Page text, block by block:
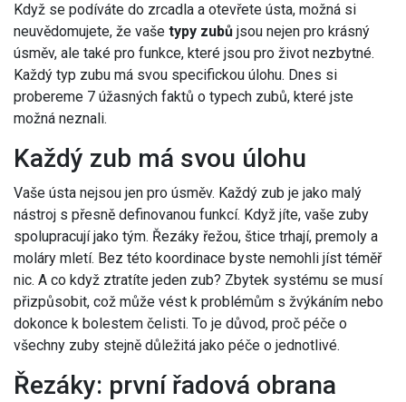
Když se podíváte do zrcadla a otevřete ústa, možná si
neuvědomujete, že vaše typy zubů jsou nejen pro krásný
úsměv, ale také pro funkce, které jsou pro život nezbytné.
Každý typ zubu má svou specifickou úlohu. Dnes si
probereme 7 úžasných faktů o typech zubů, které jste
možná neznali.
Každý zub má svou úlohu
Vaše ústa nejsou jen pro úsměv. Každý zub je jako malý
nástroj s přesně definovanou funkcí. Když jíte, vaše zuby
spolupracují jako tým. Řezáky řežou, štice trhají, premoly a
moláry mletí. Bez této koordinace byste nemohli jíst téměř
nic. A co když ztratíte jeden zub? Zbytek systému se musí
přizpůsobit, což může vést k problémům s žvýkáním nebo
dokonce k bolestem čelisti. To je důvod, proč péče o
všechny zuby stejně důležitá jako péče o jednotlivé.
Řezáky: první řadová obrana